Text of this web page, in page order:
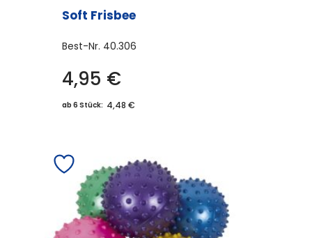
Soft Frisbee
Best-Nr. 40.306
4,95 €
ab 6 Stück: 4,48 €